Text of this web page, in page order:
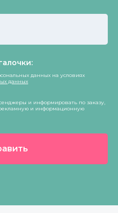
данных на условиях
данных
и информировать по заказу,
и информационную